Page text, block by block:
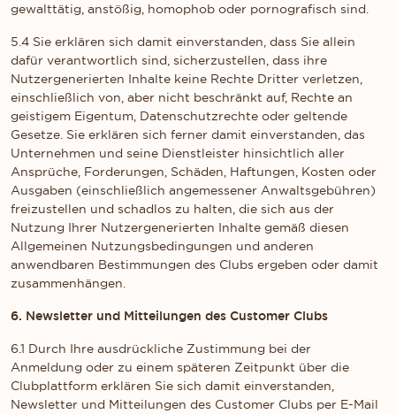
gewalttätig, anstößig, homophob oder pornografisch sind.
5.4 Sie erklären sich damit einverstanden, dass Sie allein
dafür verantwortlich sind, sicherzustellen, dass ihre
Nutzergenerierten Inhalte keine Rechte Dritter verletzen,
einschließlich von, aber nicht beschränkt auf, Rechte an
geistigem Eigentum, Datenschutzrechte oder geltende
Gesetze. Sie erklären sich ferner damit einverstanden, das
Unternehmen und seine Dienstleister hinsichtlich aller
Ansprüche, Forderungen, Schäden, Haftungen, Kosten oder
Ausgaben (einschließlich angemessener Anwaltsgebühren)
freizustellen und schadlos zu halten, die sich aus der
Nutzung Ihrer Nutzergenerierten Inhalte gemäß diesen
Allgemeinen Nutzungsbedingungen und anderen
anwendbaren Bestimmungen des Clubs ergeben oder damit
zusammenhängen.
6. Newsletter und Mitteilungen des Customer Clubs
6.1 Durch Ihre ausdrückliche Zustimmung bei der
Anmeldung oder zu einem späteren Zeitpunkt über die
Clubplattform erklären Sie sich damit einverstanden,
Newsletter und Mitteilungen des Customer Clubs per E-Mail